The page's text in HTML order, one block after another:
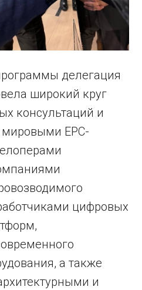
делегация
широкий круг
консультаций и
EPC-
цифровых
а также
и